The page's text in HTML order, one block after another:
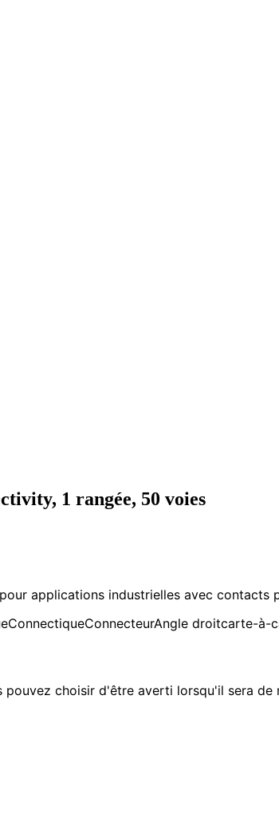
1 rangée, 50 voies
applications industrielles avec contacts
ConnectiqueConnecteurAngle droitcarte-à-
choisir d'être averti lorsqu'il sera de